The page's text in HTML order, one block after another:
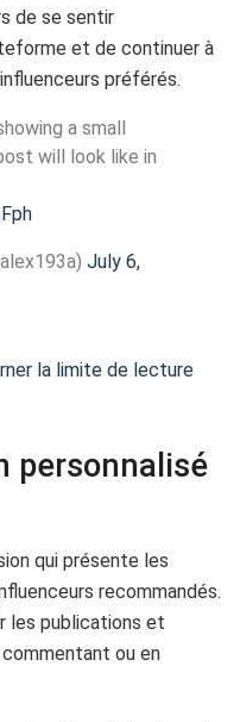
de se sentir
et de continuer à
préférés.
a small
will look like in
July 6,
la limite de lecture
personnalisé
qui présente les
recommandés.
les publications et
ou en